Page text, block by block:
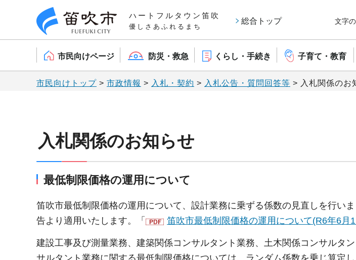
笛吹市 ハートフルタウン笛吹
優しさあふれるまち
総合トップ 文字
市民向けページ 防災・救急 くらし・手続き 子育て・教育
市民向けトップ > 市政情報 > 入札・契約 > 入札公告・質問回答等 > 入札関係のお
入札関係のお知らせ
最低制限価格の運用について
笛吹市最低制限価格の運用について、設計業務に乗ずる係数の見直しを行い
告より適用いたします。「
笛吹市最低制限価格の運用について(R6年6月
建設工事及び測量業務、建築関係コンサルタント業務、土木関係コンサルタ